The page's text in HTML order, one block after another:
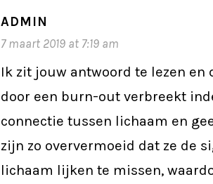
ADMIN
7 maart 2019 at 7:19 am
Ik zit jouw antwoord te lezen en
door een burn-out verbreekt
connectie tussen lichaam en
zijn zo oververmoeid dat ze de
lichaam lijken te missen,